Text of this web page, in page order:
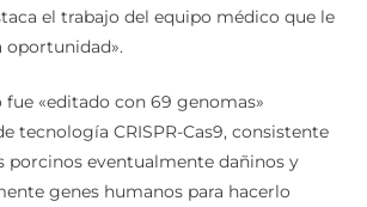
el trabajo del equipo médico que le
oportunidad».
fue «editado con 69 genomas»
tecnología CRISPR-Cas9, consistente
porcinos eventualmente dañinos y
genes humanos para hacerlo